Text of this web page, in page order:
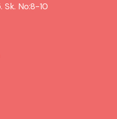
Sk. No:8-10